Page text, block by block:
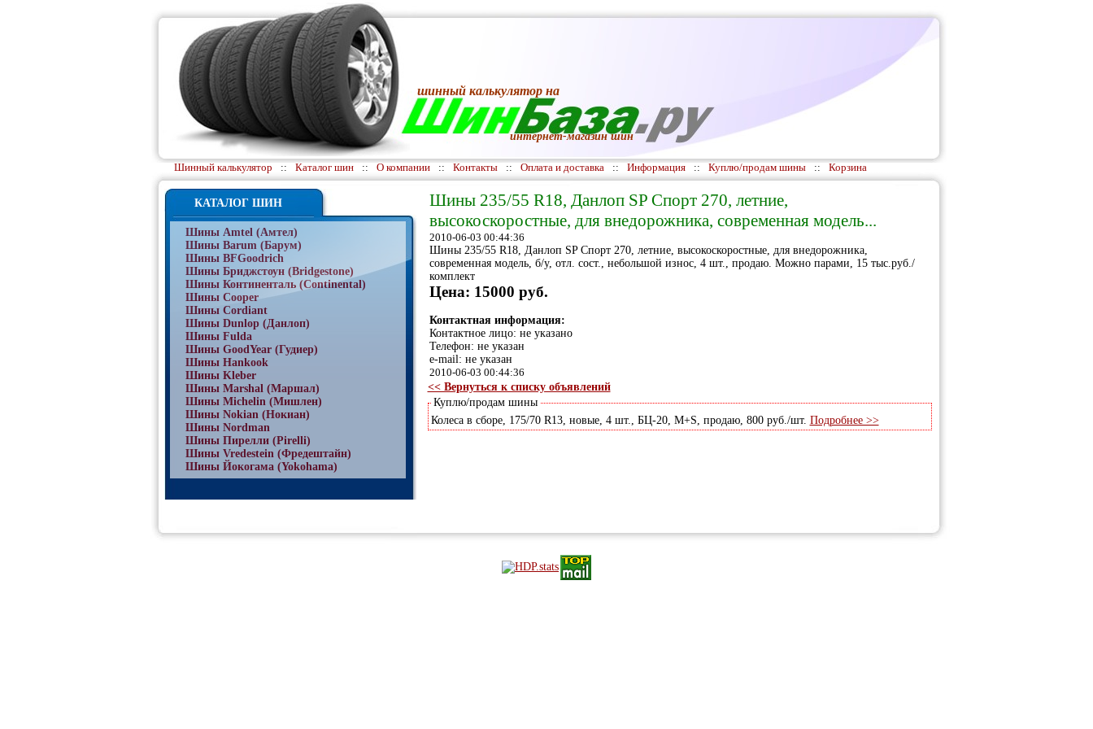
шинный калькуляторна
интернет-магазин шин
Шинный калькулятор :: Каталог шин :: О компании :: Контакты :: Оплата и доставка :: Информация :: Куплю/продам шины :: Корзина
КАТАЛОГ ШИН
Шины Amtel (Амтел)
Шины Barum (Барум)
Шины BFGoodrich
Шины Бриджстоун (Bridgestone)
Шины Континенталь (Continental)
Шины Cooper
Шины Cordiant
Шины Dunlop (Данлоп)
Шины Fulda
Шины GoodYear (Гудиер)
Шины Hankook
Шины Kleber
Шины Marshal (Маршал)
Шины Michelin (Мишлен)
Шины Nokian (Нокиан)
Шины Nordman
Шины Пирелли (Pirelli)
Шины Vredestein (Фредештайн)
Шины Йокогама (Yokohama)
Шины 235/55 R18, Данлоп SP Спорт 270, летние,
высокоскоростные, для внедорожника, современная модель...
2010-06-03 00:44:36
Шины 235/55 R18, Данлоп SP Спорт 270, летние, высокоскоростные, для внедорожника,
современная модель, б/у, отл. сост., небольшой износ, 4 шт., продаю. Можно парами, 15 тыс.руб./
комплект
Цена: 15000 руб.
Контактная информация:
Контактное лицо: не указано
Телефон: не указан
e-mail: не указан
2010-06-03 00:44:36
<< Вернуться к списку объявлений
Куплю/продам шины
Колеса в сборе, 175/70 R13, новые, 4 шт., БЦ-20, M+S, продаю, 800 руб./шт. Подробнее >>